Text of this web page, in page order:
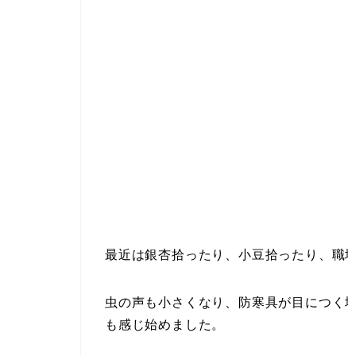
最近は銀杏拾ったり、小豆拾ったり、
虫の声も小さくなり、防寒具が目につ
も感じ始めました。